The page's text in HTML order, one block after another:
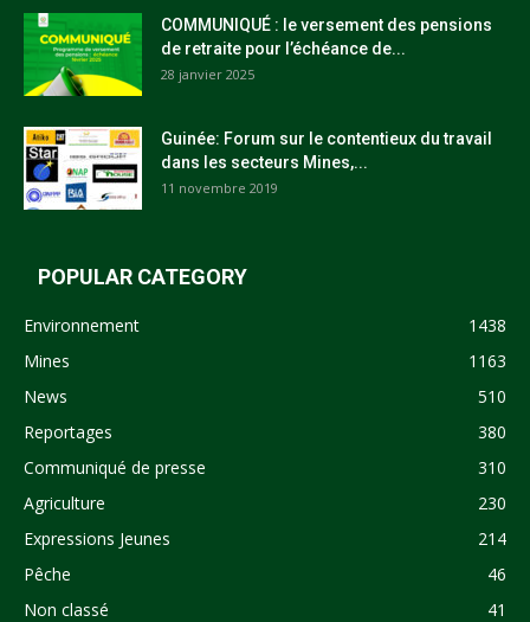
COMMUNIQUÉ : le versement des pensions
de retraite pour l’échéance de...
28 janvier 2025
Guinée: Forum sur le contentieux du travail
dans les secteurs Mines,...
11 novembre 2019
POPULAR CATEGORY
Environnement
1438
Mines
1163
News
510
Reportages
380
Communiqué de presse
310
Agriculture
230
Expressions Jeunes
214
Pêche
46
Non classé
41